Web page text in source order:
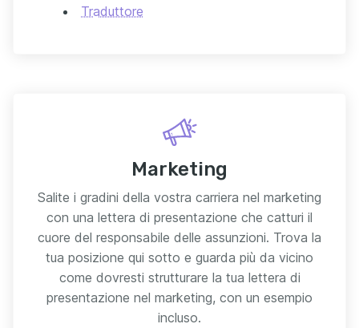
Traduttore
Marketing
Salite i gradini della vostra carriera nel marketing
con una lettera di presentazione che catturi il
cuore del responsabile delle assunzioni. Trova la
tua posizione qui sotto e guarda più da vicino
come dovresti strutturare la tua lettera di
presentazione nel marketing, con un esempio
incluso.